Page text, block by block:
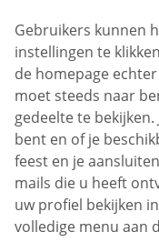
Gebruikers kunnen
instellingen te
de homepage
moet steeds naar
gedeelte te
bent en of je
feest en je
mails die u heeft
uw profiel bekijken
volledige menu aan